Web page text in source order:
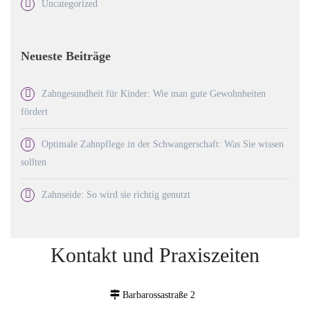
Uncategorized
Neueste Beiträge
Zahngesundheit für Kinder: Wie man gute Gewohnheiten
fördert
Optimale Zahnpflege in der Schwangerschaft: Was Sie wissen
sollten
Zahnseide: So wird sie richtig genutzt
Kontakt und Praxiszeiten
Barbarossastraße 2